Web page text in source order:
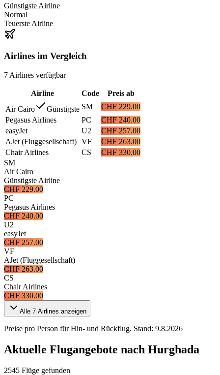
Günstigste Airline
Normal
Teuerste Airline
Airlines im Vergleich
7 Airlines verfügbar
Airline Code
Preis ab
Air Cairo
Günstigste SM
CHF 229.00
Pegasus Airlines
PC
CHF 240.00
easyJet
U2
CHF 257.00
AJet (Fluggesellschaft) VF
CHF 263.00
Chair Airlines
CS
CHF 330.00
SM
Air Cairo
Günstigste Airline
CHF 229.00
PC
Pegasus Airlines
CHF 240.00
U2
easyJet
CHF 257.00
VF
AJet (Fluggesellschaft)
CHF 263.00
CS
Chair Airlines
CHF 330.00
Alle 7 Airlines anzeigen
Preise pro Person für Hin- und Rückflug. Stand: 9.8.2026
Aktuelle Flugangebote nach Hurghada
2545 Flüge gefunden